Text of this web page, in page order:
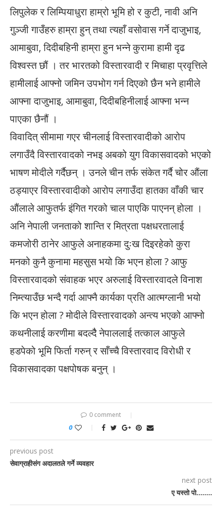
लिपुलेक र लिम्पियाधुरा हाम्रो भूमि हो र कुटी, नावी अनि
गुञ्जी गाउँहरु हाम्रा हुन् तथा त्यहाँ वसोवास गर्ने दाजुभाइ,
आमाबुवा, दिदीबहिनी हाम्रा हुन भन्ने कुरामा हामी दृढ
विश्वस्त छौं । तर भारतको विस्तारवादी र मिचाहा प्रवृत्तिले
हामीलाई आफ्नो जमिन उपभोग गर्न दिएको छैन भने हामीले
आफ्ना दाजुभाइ, आमाबुवा, दिदीबहिनीलाई आफ्ना भन्न
पाएका छैनौं ।
विवादित् सीमामा गएर चीनलाई विस्तारवादीको आरोप
लगाउँदै विस्तारवादको नभइ अबको युग विकासवादको भएको
भाषण मोदीले गर्दैछन् । उनले चीन तर्फ संकेत गर्दै चोर औंला
ठड्याएर विस्तारवादीको आरोप लगाउँदा हातका वाँकी चार
औंलाले आफुतर्फ इंगित गरको चाल पाएकि पाएनन् होला ।
अनि नेपाली जनताको शान्ति र मित्रता पक्षधरतालाई
कमजोरी ठानेर आफुले अनाहकमा दुःख दिइरहेको कुरा
मनको कुनै कुनामा महसुस भयो कि भएन होला ? आफु
विस्तारवादको संवाहक भएर अरुलाई विस्तारवादले विनाश
निम्त्याउँछ भन्दै गर्दा आफ्नै कार्यका प्रति आत्मग्लानी भयो
कि भएन होला ? मोदीले विस्तारवादको अन्त्य भएको आफ्नो
कथनीलाई करणीमा बदल्दैै नेपाललाई तत्काल आफुले
हडपेको भूमि फिर्ता गरुन् र साँच्चै विस्तारवाद विरोधी र
विकासवादका पक्षपोषक बनुन् ।
0 comment
0
previous post
सेवाग्राहीसंग अदालतले गर्ने व्यवहार
next post
ए यस्तो पो……..